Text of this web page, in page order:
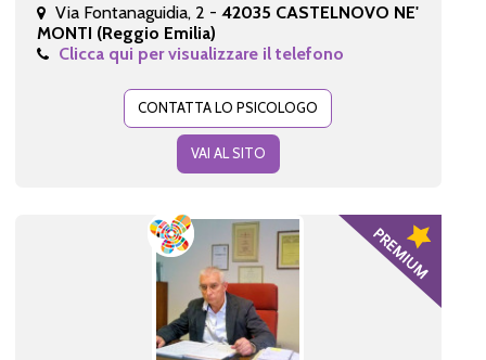
Via Fontanaguidia, 2 - 42035 CASTELNOVO NE'
MONTI (Reggio Emilia)
Clicca qui per visualizzare il telefono
CONTATTA LO PSICOLOGO
VAI AL SITO